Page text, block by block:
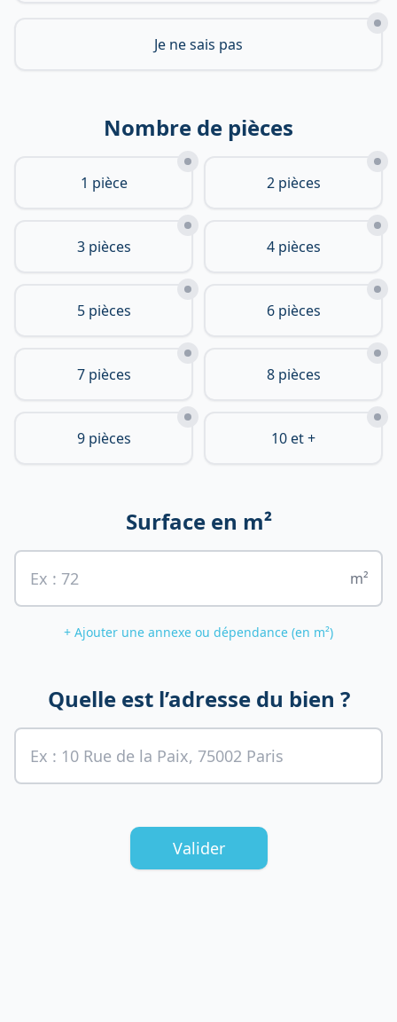
Je ne sais pas
Nombre de pièces
1 pièce 2 pièces
3 pièces 4 pièces
5 pièces 6 pièces
7 pièces 8 pièces
9 pièces 10 et +
Surface en m²
m²
+ Ajouter une annexe ou dépendance (en m²)
Quelle est l’adresse du bien ?
Valider